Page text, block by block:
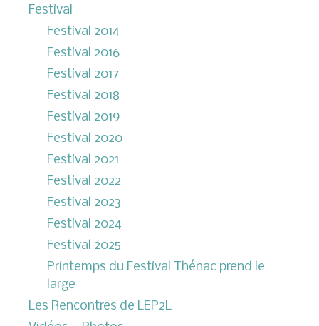
Festival
Festival 2014
Festival 2016
Festival 2017
Festival 2018
Festival 2019
Festival 2020
Festival 2021
Festival 2022
Festival 2023
Festival 2024
Festival 2025
Printemps du Festival Thénac prend le
large
Les Rencontres de LEP2L